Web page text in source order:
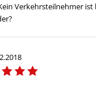
Verkehrsteilnehmer ist